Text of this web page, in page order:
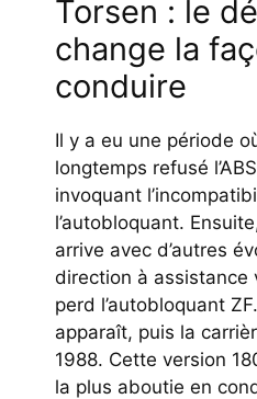
Torsen : le
change la
conduire
Il y a eu une période
longtemps refusé
invoquant
l’autobloquant.
arrive avec d’autres
direction à assistance
perd l’autobloquant
apparaît, puis la
1988. Cette version
la plus aboutie en